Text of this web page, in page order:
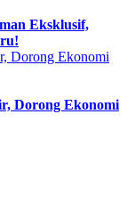
Eksklusif,
Dorong Ekonomi